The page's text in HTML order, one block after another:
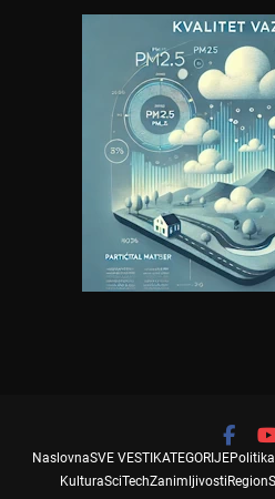
NaslovnaSVE VESTI KATEGORIJEPolitika
KulturaSciTechZanimljivosti Region